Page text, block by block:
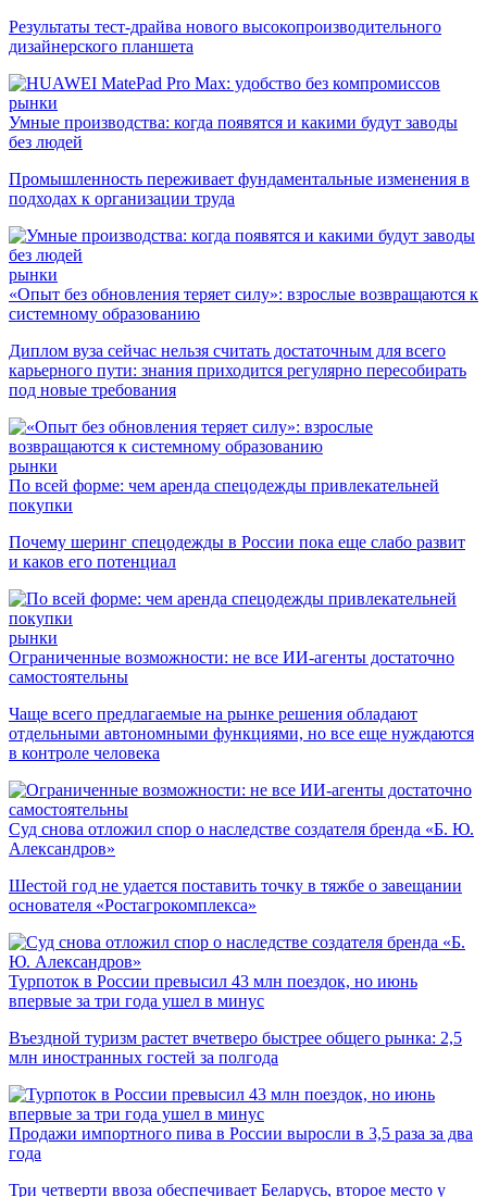
Результаты тест-драйва нового высокопроизводительного
дизайнерского планшета
рынки
Умные производства: когда появятся и какими будут заводы
без людей
Промышленность переживает фундаментальные изменения в
подходах к организации труда
рынки
«Опыт без обновления теряет силу»: взрослые возвращаются к
системному образованию
Диплом вуза сейчас нельзя считать достаточным для всего
карьерного пути: знания приходится регулярно пересобирать
под новые требования
рынки
По всей форме: чем аренда спецодежды привлекательней
покупки
Почему шеринг спецодежды в России пока еще слабо развит
и каков его потенциал
рынки
Ограниченные возможности: не все ИИ-агенты достаточно
самостоятельны
Чаще всего предлагаемые на рынке решения обладают
отдельными автономными функциями, но все еще нуждаются
в контроле человека
Суд снова отложил спор о наследстве создателя бренда «Б. Ю.
Александров»
Шестой год не удается поставить точку в тяжбе о завещании
основателя «Ростагрокомплекса»
Турпоток в России превысил 43 млн поездок, но июнь
впервые за три года ушел в минус
Въездной туризм растет вчетверо быстрее общего рынка: 2,5
млн иностранных гостей за полгода
Продажи импортного пива в России выросли в 3,5 раза за два
года
Три четверти ввоза обеспечивает Беларусь, второе место у